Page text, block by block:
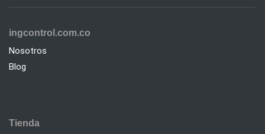
ingcontrol.com.co
Nosotros
Blog
Tienda